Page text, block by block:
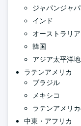
ジャパンジャ
インド
オーストラリア
韓国
アジア太平洋
ラテンアメリカ
ブラジル
メキシコ
ラテンアメリ
中東・アフリカ